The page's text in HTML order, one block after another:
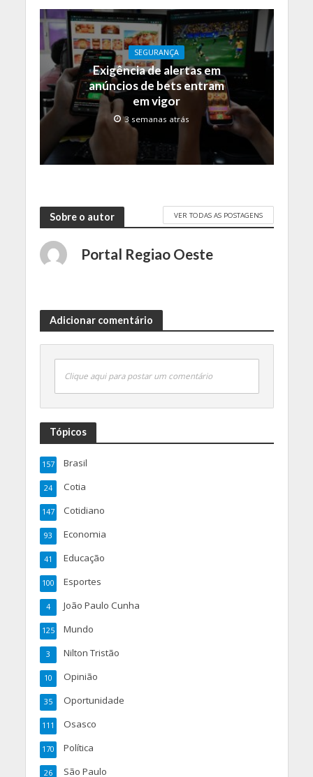
SEGURANÇA
Exigência de alertas em
anúncios de bets entram
em vigor
3 semanas atrás
Sobre o autor VER TODAS AS POSTAGENS
Portal Regiao Oeste
Adicionar comentário
Clique aqui para postar um comentário
Tópicos
Brasil
157
Cotia
24
Cotidiano
147
Economia
93
Educação
41
Esportes
100
João Paulo Cunha
4
Mundo
125
Nilton Tristão
3
Opinião
10
Oportunidade
35
Osasco
111
Política
170
São Paulo
26